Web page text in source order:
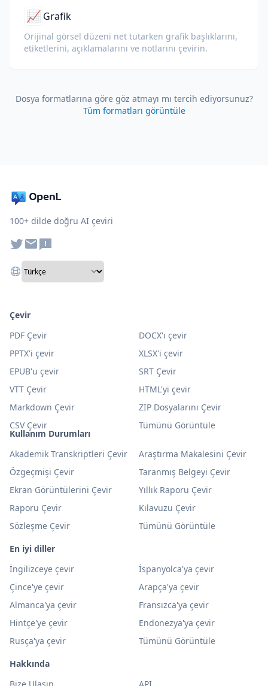
📈 Grafik
Orijinal görsel düzeni net tutarken grafik başlıklarını,
etiketlerini, açıklamalarını ve notlarını çevirin.
Dosya formatlarına göre göz atmayı mı tercih ediyorsunuz?
Tüm formatları görüntüle
100+ dilde doğru AI çeviri
Kullanım Durumları
Akademik Transkriptleri Çevir
Araştırma Makalesini Çevir
Özgeçmişi Çevir
Taranmış Belgeyi Çevir
Ekran Görüntülerini Çevir
Yıllık Raporu Çevir
Raporu Çevir
Kılavuzu Çevir
Sözleşme Çevir
Tümünü Görüntüle
En iyi diller
İngilizceye çevir
İspanyolca'ya çevir
Çince'ye çevir
Arapça'ya çevir
Almanca'ya çevir
Fransızca'ya çevir
Hintçe'ye çevir
Endonezya'ya çevir
Rusça'ya çevir
Tümünü Görüntüle
Çevir
PDF Çevir
DOCX'ı çevir
PPTX'i çevir
XLSX'i çevir
EPUB'u çevir
SRT Çevir
VTT Çevir
HTML'yi çevir
Markdown Çevir
ZIP Dosyalarını Çevir
CSV Çevir
Tümünü Görüntüle
Hakkında